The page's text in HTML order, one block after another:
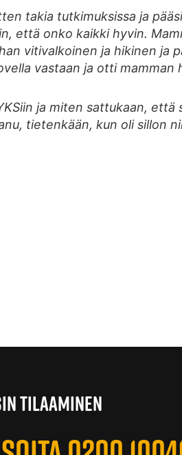
takia tutkimuksissa ja
että onko kaikki hyvin.
vitivalkoinen ja hikinen ja
vastaan ja otti mamman
ja miten sattukaan,
tietenkään, kun oli sillon
TILAAMINEN